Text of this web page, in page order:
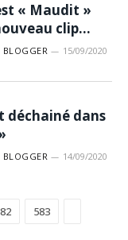
« Maudit »
clip…
BLOGGER 15/09/2020
déchainé dans
BLOGGER 14/09/2020
583